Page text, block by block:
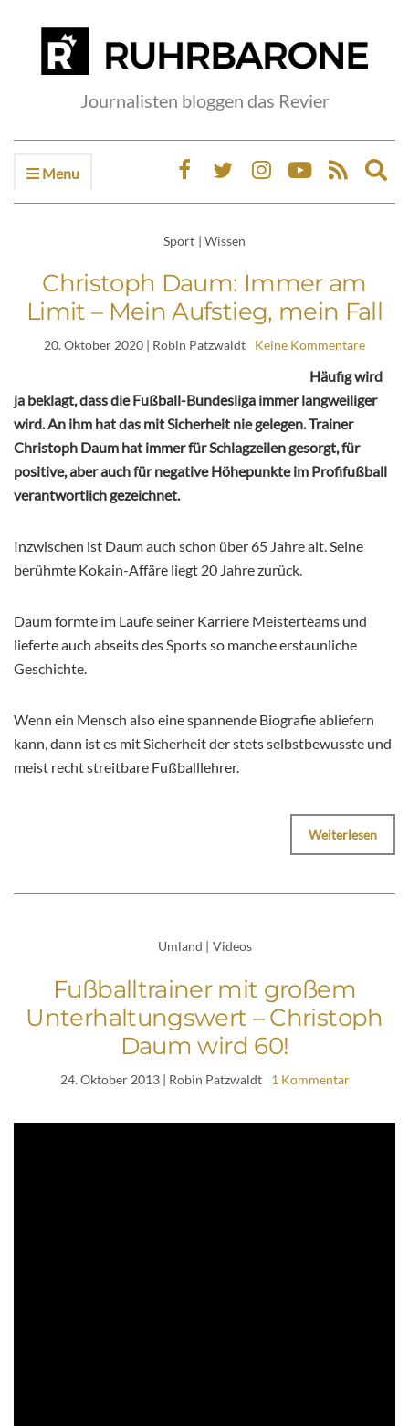
Journalisten bloggen das Revier
Menu
Sport | Wissen
Christoph Daum: Immer am
Limit – Mein Aufstieg, mein Fall
20. Oktober 2020 | Robin Patzwaldt Keine Kommentare
Häufig wird
ja beklagt, dass die Fußball-Bundesliga immer langweiliger
wird. An ihm hat das mit Sicherheit nie gelegen. Trainer
Christoph Daum hat immer für Schlagzeilen gesorgt, für
positive, aber auch für negative Höhepunkte im Profifußball
verantwortlich gezeichnet.
Inzwischen ist Daum auch schon über 65 Jahre alt. Seine
berühmte Kokain-Affäre liegt 20 Jahre zurück.
Daum formte im Laufe seiner Karriere Meisterteams und
lieferte auch abseits des Sports so manche erstaunliche
Geschichte.
Wenn ein Mensch also eine spannende Biografie abliefern
kann, dann ist es mit Sicherheit der stets selbstbewusste und
meist recht streitbare Fußballlehrer.
Weiterlesen
Umland | Videos
Fußballtrainer mit großem
Unterhaltungswert – Christoph
Daum wird 60!
24. Oktober 2013| Robin Patzwaldt 1 Kommentar